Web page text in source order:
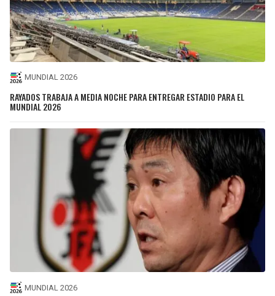
MUNDIAL 2026
RAYADOS TRABAJA A MEDIA NOCHE PARA ENTREGAR ESTADIO PARA EL
MUNDIAL 2026
MUNDIAL 2026